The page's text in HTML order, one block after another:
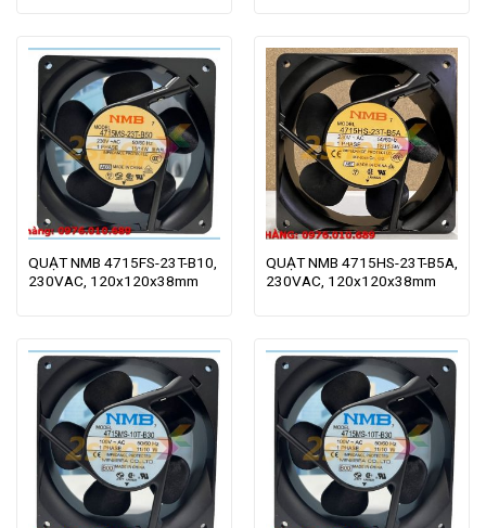
QUẠT NMB 4715FS-23T-B10,
230VAC, 120x120x38mm
QUẠT NMB 4715HS-23T-B5A,
230VAC, 120x120x38mm